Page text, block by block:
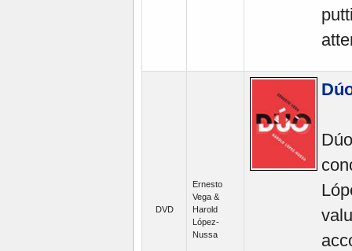
DVD
Ernesto
Vega &
Harold
López-
Nussa